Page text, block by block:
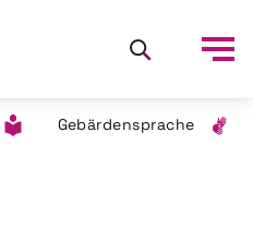
Gebärdensprache